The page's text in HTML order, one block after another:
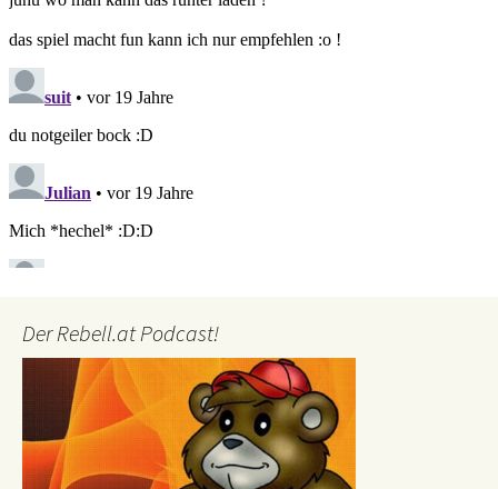
Der Rebell.at Podcast!